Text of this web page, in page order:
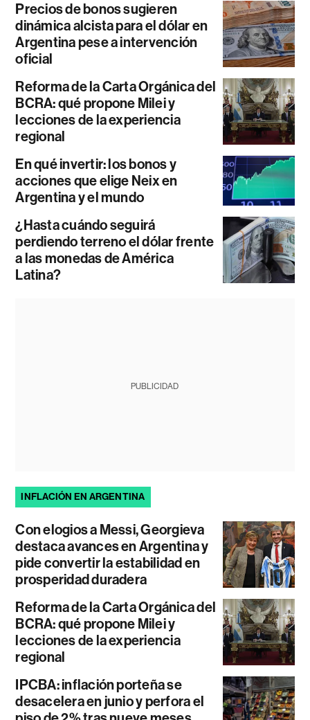
Precios de bonos sugieren
dinámica alcista para el dólar en
Argentina pese a intervención
oficial
Reforma de la Carta Orgánica del
BCRA: qué propone Milei y
lecciones de la experiencia
regional
En qué invertir: los bonos y
acciones que elige Neix en
Argentina y el mundo
¿Hasta cuándo seguirá
perdiendo terreno el dólar frente
a las monedas de América
Latina?
PUBLICIDAD
INFLACIÓN EN ARGENTINA
Con elogios a Messi, Georgieva
destaca avances en Argentina y
pide convertir la estabilidad en
prosperidad duradera
Reforma de la Carta Orgánica del
BCRA: qué propone Milei y
lecciones de la experiencia
regional
IPCBA: inflación porteña se
desacelera en junio y perfora el